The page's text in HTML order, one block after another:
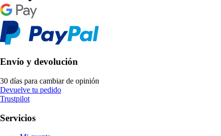
Envío y devolución
30 días para cambiar de opinión
Devuelve tu pedido
Trustpilot
Servicios